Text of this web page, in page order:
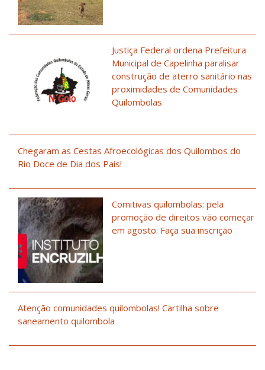
Justiça Federal ordena Prefeitura
Municipal de Capelinha paralisar
construção de aterro sanitário nas
proximidades de Comunidades
Quilombolas
Chegaram as Cestas Afroecológicas dos Quilombos do
Rio Doce de Dia dos Pais!
Comitivas quilombolas: pela
promoção de direitos vão começar
em agosto. Faça sua inscrição
Atenção comunidades quilombolas! Cartilha sobre
saneamento quilombola